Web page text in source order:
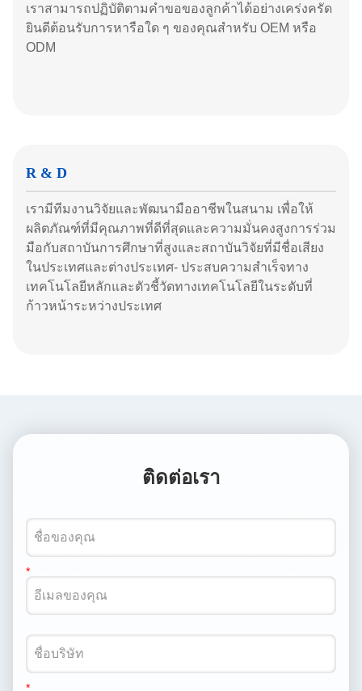
เราสามารถปฏิบัติตามคําขอของลูกค้าได้อย่างเคร่งครัด
ยินดีต้อนรับการหารือใด ๆ ของคุณสําหรับ OEM หรือ
ODM
R & D
เรามีทีมงานวิจัยและพัฒนามืออาชีพในสนาม เพื่อให้
ผลิตภัณฑ์ที่มีคุณภาพที่ดีที่สุดและความมั่นคงสูงการร่วม
มือกับสถาบันการศึกษาที่สูงและสถาบันวิจัยที่มีชื่อเสียง
ในประเทศและต่างประเทศ- ประสบความสําเร็จทาง
เทคโนโลยีหลักและตัวชี้วัดทางเทคโนโลยีในระดับที่
ก้าวหน้าระหว่างประเทศ
ติดต่อเรา